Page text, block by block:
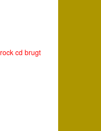
rock cd brugt